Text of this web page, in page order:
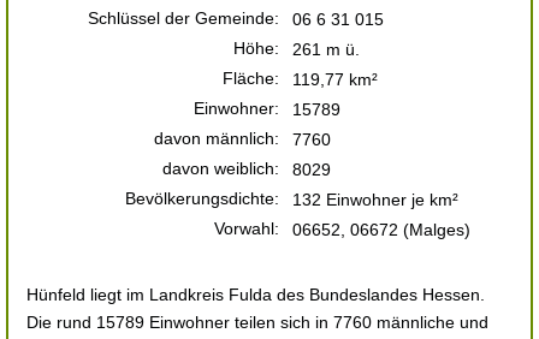
Schlüssel der Gemeinde:
06 6 31 015
Höhe:
261 m ü.
Fläche:
119,77 km²
Einwohner:
15789
davon männlich:
7760
davon weiblich:
8029
Bevölkerungsdichte:
132 Einwohner je km²
Vorwahl:
06652, 06672 (Malges)
Hünfeld liegt im Landkreis Fulda des Bundeslandes Hessen.
Die rund 15789 Einwohner teilen sich in 7760 männliche und